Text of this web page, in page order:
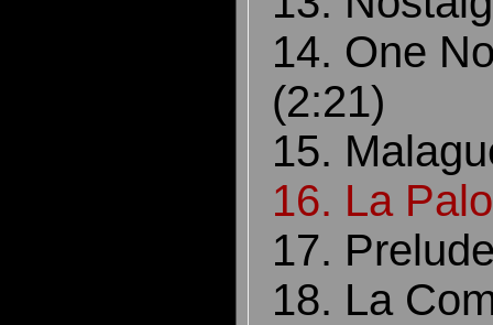
14. One
(2:21)
15.
16. La
17.
18. La